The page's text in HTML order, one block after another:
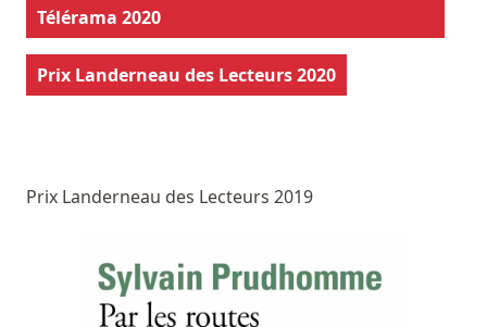
Télérama 2020
Prix Landerneau des Lecteurs 2020
Prix Landerneau des Lecteurs 2019